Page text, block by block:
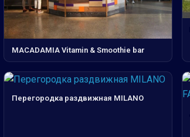
MACADAMIA Vitamin & Smoothie bar
Перегородка раздвижная MILANO